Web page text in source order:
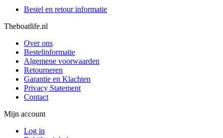
Bestel en retour informatie
Theboatlife.nl
Over ons
Bestelinformatie
Algemene voorwaarden
Retourneren
Garantie en Klachten
Privacy Statement
Contact
Mijn account
Log in